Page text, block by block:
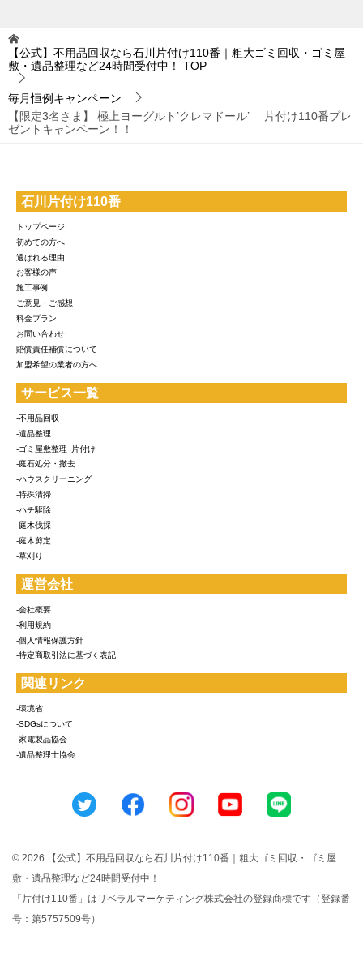
【公式】不用品回収なら石川片付け110番｜粗大ゴミ回収・ゴミ屋
敷・遺品整理など24時間受付中！
TOP
毎月恒例キャンペーン
【限定3名さま】 極上ヨーグルト’クレマドール’ 片付け110番プレ
ゼントキャンペーン！！
石川片付け110番
トップページ
初めての方へ
選ばれる理由
お客様の声
施工事例
ご意見・ご感想
料金プラン
お問い合わせ
賠償責任補償について
加盟希望の業者の方へ
サービス一覧
-不用品回収
-遺品整理
-ゴミ屋敷整理･片付け
-庭石処分・撤去
-ハウスクリーニング
-特殊清掃
-ハチ駆除
-庭木伐採
-庭木剪定
-草刈り
運営会社
-会社概要
-利用規約
-個人情報保護方針
-特定商取引法に基づく表記
関連リンク
-環境省
-SDGsについて
-家電製品協会
-遺品整理士協会
© 2026 【公式】不用品回収なら石川片付け110番｜粗大ゴミ回収・ゴミ屋
敷・遺品整理など24時間受付中！
「片付け110番」はリベラルマーケティング株式会社の登録商標です（登録番
号：第5757509号）